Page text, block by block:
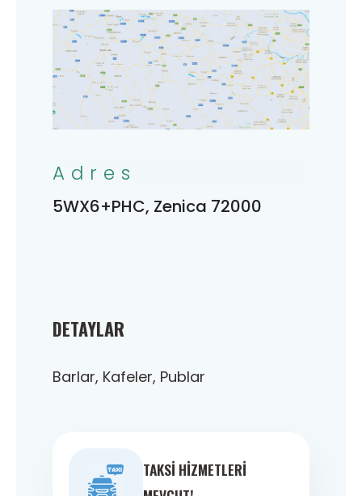
DETAYLAR
Barlar, Kafeler, Publar
TAKSI HIZMETLERI
Adres
5WX6+PHC, Zenica 72000